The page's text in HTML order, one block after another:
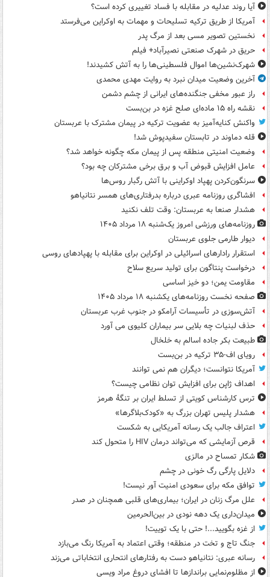
آیا روند عدلیه در مقابله با فساد تغییری کرده است؟
آمریکا از طریق ترکیه تسلیحات و مهمات به اوکراین می‌فرستد
نخستین تصویر مسی بعد از مرگ پدر
حریق در شهرک صنعتی نصیرآباد+ فیلم
شهرک‌نشین‌ها اموال فلسطینی‌ها را به آتش کشیدند!
آخرین وضعیت میدان نبرد به روایت مهدی محمدی
راز عبور مخفی جنگنده‌های ایرانی از چشم دشمن
نقشه راه ۱۵ ماده‌ای صلح غزه در بن‌بست
واکنش کنایه‌آمیز به عضویت ترکیه در پیمان مشترک با عربستان
قله دماوند در تابستان سفیدپوش شد!
وضعیت امنیتی منطقه پس از پیمان مکه چگونه خواهد شد؟
عامل افزایش قبوض آب و برق برخی مشترکان چه بود؟
سرنگون‌کردن پهپاد اوکراینی با آتش رگبار روس‌ها
افشاگری روزنامه عبری درباره بدرفتاری‌های همسر نتانیاهو
هشدار صنعا به عربستان: وقت تلف نکنید
روزنامه‌های ورزشی امروز یک‌شنبه ۱۸ مرداد ۱۴۰۵
دیوار طارمی جلوی عربستان
استقرار رادارهای اسرائیلی در اوکراین برای مقابله با پهپادهای روسی
درخواست پنتاگون برای تولید سریع سلاح
مقاومت یمن؛ دو خیز اساسی
صفحه نخست روزنامه‌های یکشنبه ۱۸ مرداد ۱۴۰۵
آتش‌سوزی در تأسیسات آرامکو در جنوب غرب عربستان
حذف لبنیات چه بلایی سر بیماران کلیوی می آورد
طبیعت بکر جاده اسالم به خلخال
رویای اف-۳۵ ترکیه در بن‌بست
آمریکا نتوانست؛ دیگران هم نمی توانند
اهداف ژاپن برای افزایش توان نظامی چیست؟
ترس کارشناس کویتی از تسلط ایران بر تنگۀ هرمز
هشدار پلیس تهران بزرگ به «کودک‌بلاگرها»
اعتراف جالب یک رسانه آمریکایی به شکست
قرص آزمایشی که می‌تواند درمان HIV را متحول کند
شکار تمساح در مالزی
دلایل پارگی رگ خونی در چشم
توافق مکه برای سعودی امنیت آور نیست!
علل مرگ زنان در ایران؛ بیماری‌های قلبی همچنان در صدر
میدان‌داری یک دهه نودی در بین‌الحرمین
از غزه بگویید...! حتی با یک توییت!
جنگ تاج و تخت در منطقه؛ وقتی اعتماد به آمریکا رنگ می‌بازد
رسانه عبری: نتانیاهو دست به رفتارهای انتحاری انتخاباتی می‌زند
از مظلوم‌نمایی براندازها تا افشای دروغ مراد ویسی